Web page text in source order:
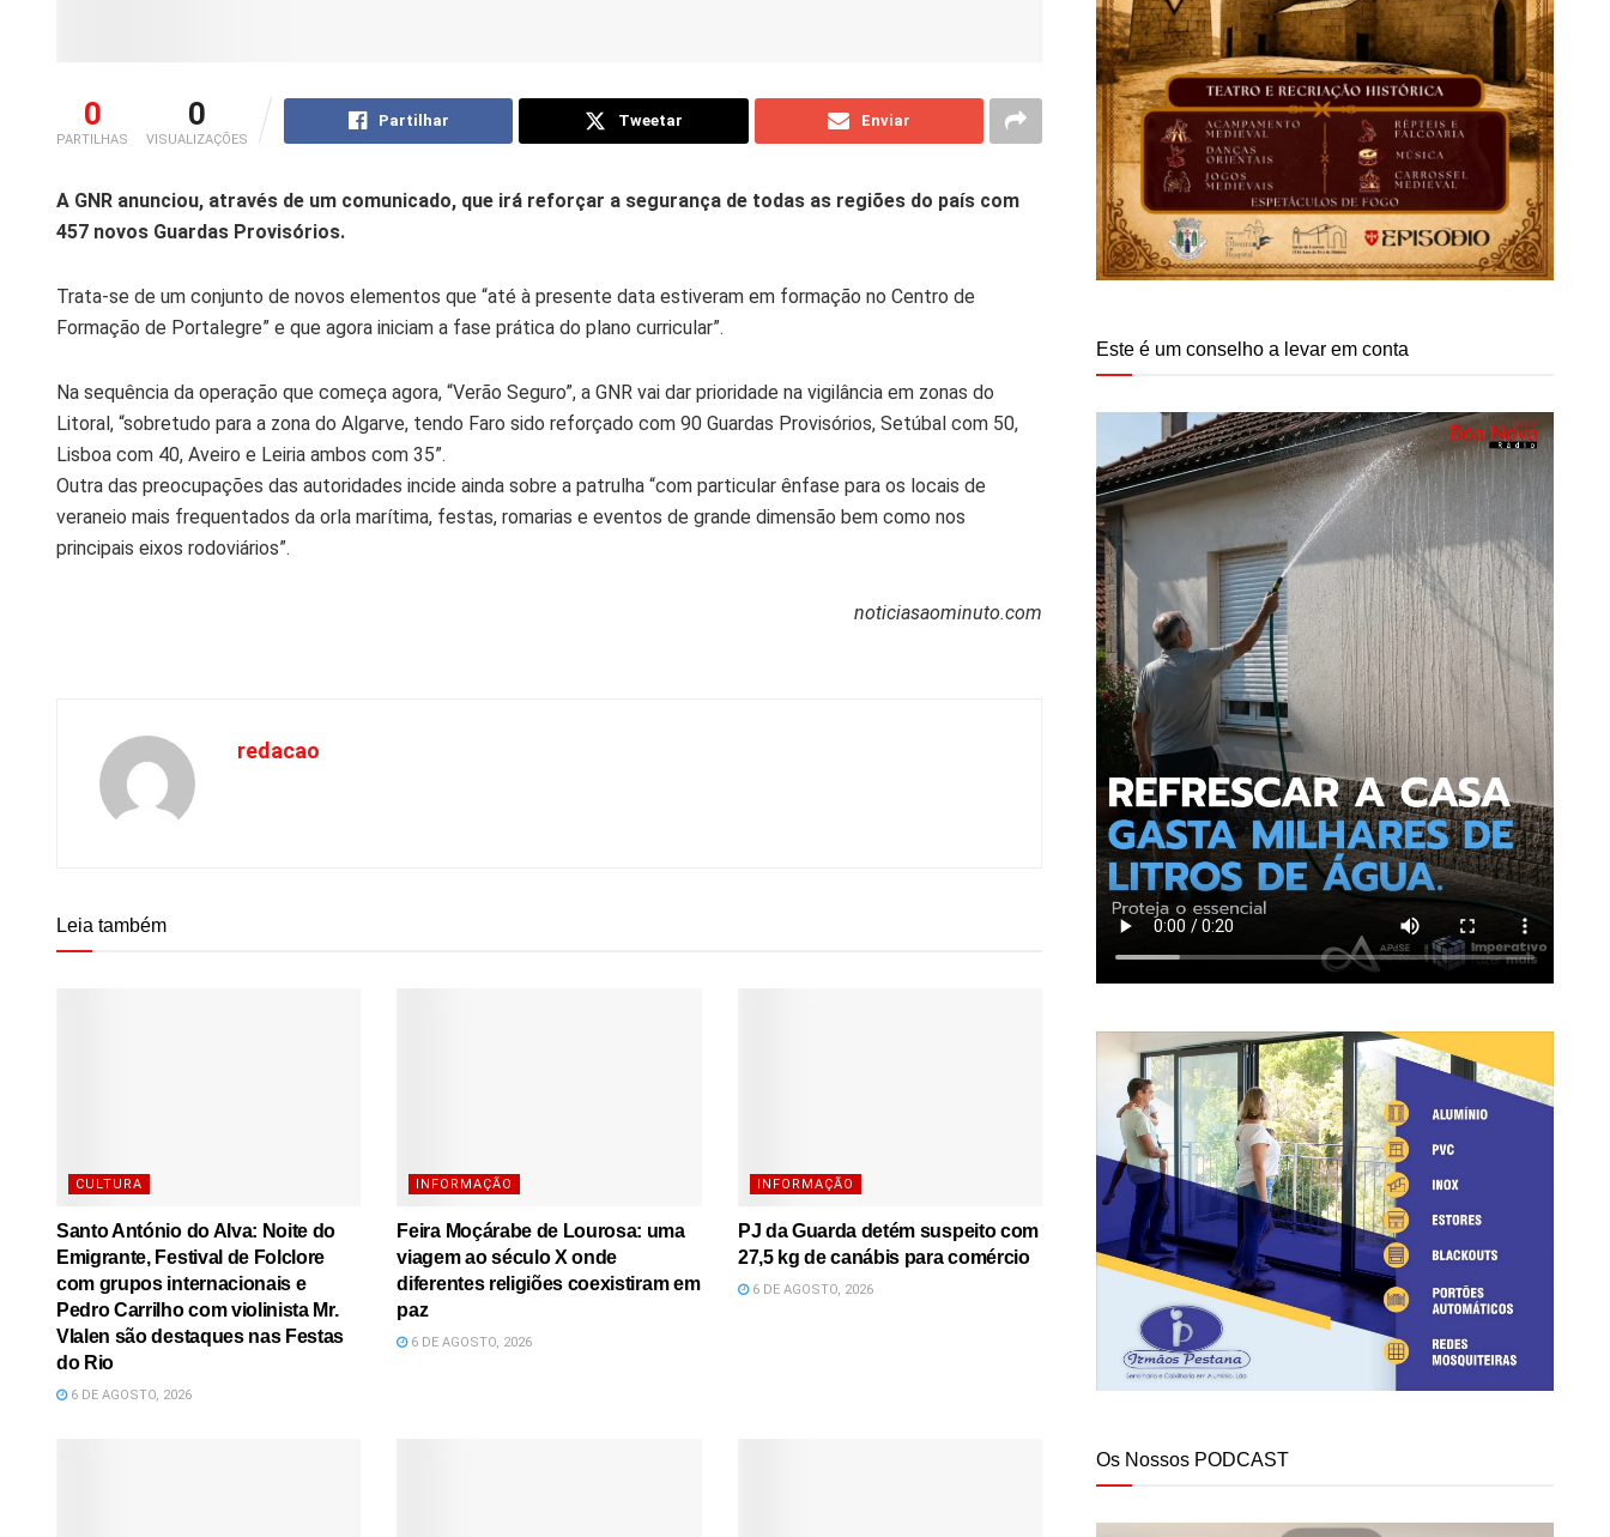
0
PARTILHAS
0
VISUALIZAÇÕES
Partilhar Tweetar Enviar
A GNR anunciou, através de um comunicado, que irá reforçar a segurança de todas as regiões do país com
457 novos Guardas Provisórios.
Trata-se de um conjunto de novos elementos que “até à presente data estiveram em formação no Centro de
Formação de Portalegre” e que agora iniciam a fase prática do plano curricular”.
Na sequência da operação que começa agora, “Verão Seguro”, a GNR vai dar prioridade na vigilância em zonas do
Litoral, “sobretudo para a zona do Algarve, tendo Faro sido reforçado com 90 Guardas Provisórios, Setúbal com 50,
Lisboa com 40, Aveiro e Leiria ambos com 35”.
Outra das preocupações das autoridades incide ainda sobre a patrulha “com particular ênfase para os locais de
veraneio mais frequentados da orla marítima, festas, romarias e eventos de grande dimensão bem como nos
principais eixos rodoviários”.
noticiasaominuto.com
redacao
Leia também
CULTURA
Santo António do Alva: Noite do
Emigrante, Festival de Folclore
com grupos internacionais e
Pedro Carrilho com violinista Mr.
Vlalen são destaques nas Festas
do Rio
6 DE AGOSTO, 2026
INFORMAÇÃO
Feira Moçárabe de Lourosa: uma
viagem ao século X onde
diferentes religiões coexistiram em
paz
6 DE AGOSTO, 2026
INFORMAÇÃO
PJ da Guarda detém suspeito com
27,5 kg de canábis para comércio
6 DE AGOSTO, 2026
Este é um conselho a levar em conta
Os Nossos PODCAST